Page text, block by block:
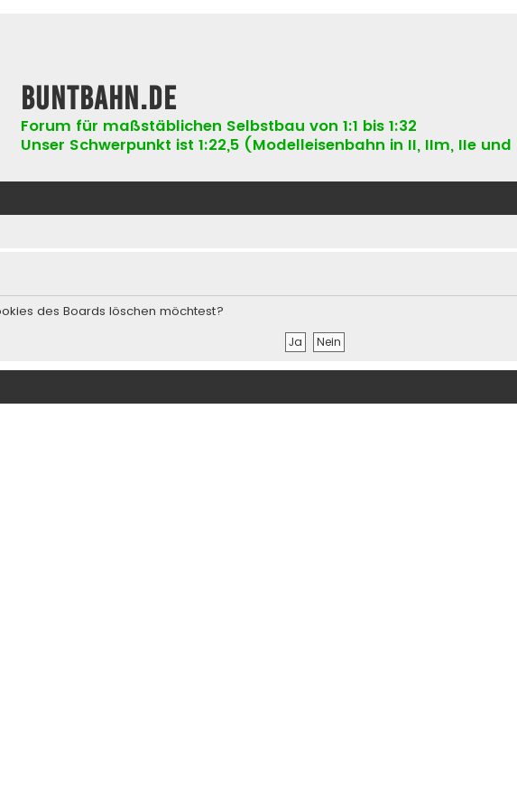
buntbahn.de
Forum für maßstäblichen Selbstbau von 1:1 bis 1:32
Unser Schwerpunkt ist 1:22,5 (Modelleisenbahn in II, IIm, IIe
des Boards löschen möchtest?